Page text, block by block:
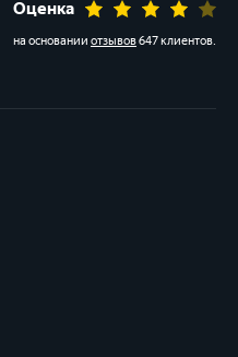
Оценка
на основании отзывов647 клиентов.